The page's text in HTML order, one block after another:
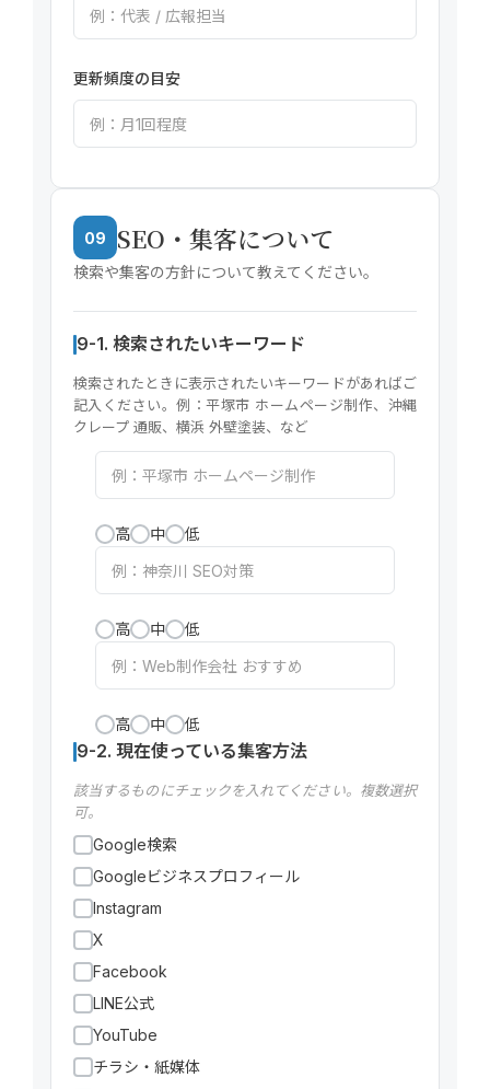
更新頻度の目安
09 SEO・集客について
検索や集客の方針について教えてください。
9-1. 検索されたいキーワード
検索されたときに表示されたいキーワードがあればご
記入ください。例：平塚市 ホームページ制作、沖縄
クレープ 通販、横浜 外壁塗装、など
高 中 低
高 中 低
高 中 低
9-2. 現在使っている集客方法
該当するものにチェックを入れてください。複数選択
可。
Google検索
Googleビジネスプロフィール
Instagram
X
Facebook
LINE公式
YouTube
チラシ・紙媒体